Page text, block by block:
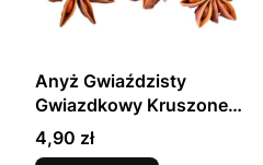
Anyż Gwiaździsty
Gwiazdkowy Kruszone
Gwiazdki 20g SKWORCU
Cena
4,90 zł